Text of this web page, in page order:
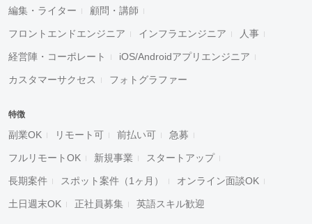
編集・ライター 顧問・講師
フロントエンドエンジニア インフラエンジニア 人事
経営陣・コーポレート iOS/Androidアプリエンジニア
カスタマーサクセス フォトグラファー
特徴
副業OK リモート可 前払い可 急募
フルリモートOK 新規事業 スタートアップ
長期案件 スポット案件（1ヶ月） オンライン面談OK
土日週末OK 正社員募集 英語スキル歓迎